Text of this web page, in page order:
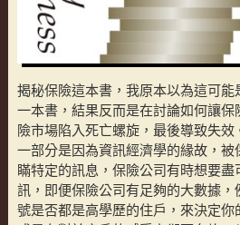
揭秘保險這本書，我原本以為這可能
一本書，結果反而是在討論如何讓
險市場陷入死亡螺旋，最後導致失
一部分是因為資訊經濟學的緣故，
瞞特定的訊息，保險公司有時想要
訊，即便保險公司有足夠的大數據，
號是否都是高學歷的住戶，來決定你